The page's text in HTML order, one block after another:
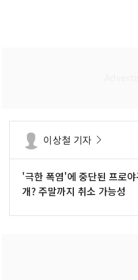
이상철 기자
'극한 폭염'에 중단된 프로
개? 주말까지 취소 가능성